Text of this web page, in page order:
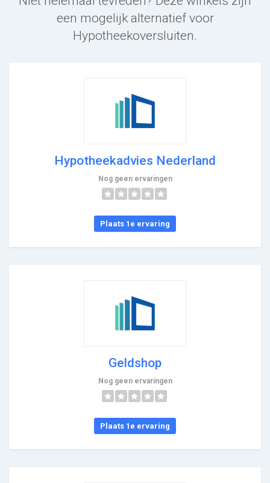
een mogelijk alternatief voor
Hypotheekoversluiten.
Hypotheekadvies Nederland
Nog geen ervaringen
Plaats 1e ervaring
Geldshop
Nog geen ervaringen
Plaats 1e ervaring